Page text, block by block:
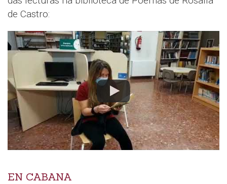
de Castro:
EN CABANA